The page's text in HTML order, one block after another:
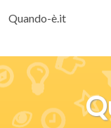
Quando-è.it